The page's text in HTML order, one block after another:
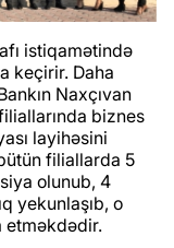
istiqamətində
keçirir. Daha
Naxçıvan
biznes
layihəsini
filiallarda 5
olunub, 4
yekunlaşıb, o
etməkdədir.